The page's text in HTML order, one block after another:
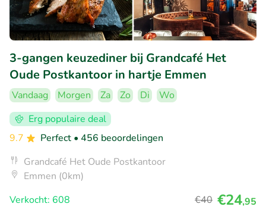
3-gangen keuzediner bij Grandcafé Het
Oude Postkantoor in hartje Emmen
Vandaag Morgen Za Zo Di
Wo
Erg populaire deal
9.7
Perfect • 456 beoordelingen
Grandcafé Het Oude Postkantoor
Emmen (0km)
Verkocht: 608
€40 €24,95